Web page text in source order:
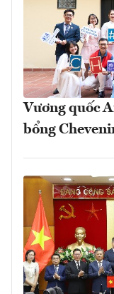
Vương quốc
bổng